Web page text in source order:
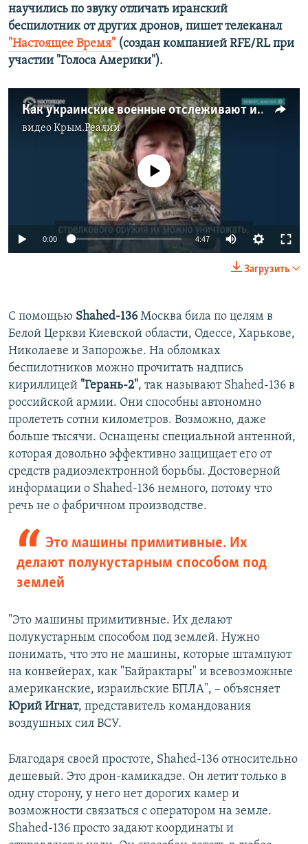
научились по звуку отличать иранский
беспилотник от других дронов, пишет телеканал
"Настоящее Время" ​ (создан компанией RFE/RL при
участии "Голоса Америки"). ​
Как украинские военные отслеживают и сбивают иранские дроны российской армии
видеоКрым.Реалии
720p 1080p
No media source currently available
0:00 4:47 Auto
240p
720p
Загрузить
С помощью Shahed-136Москва била по целям в
Белой Церкви Киевской области, Одессе, Харькове,
Николаеве и Запорожье. На обломках
беспилотников можно прочитать надпись
кириллицей "Герань-2", так называют Shahed-136 в
российской армии. Они способны автономно
пролететь сотни километров. Возможно, даже
больше тысячи. Оснащены специальной антенной,
которая довольно эффективно защищает его от
средств радиоэлектронной борьбы. Достоверной
информации о Shahed-136 немного, потому что
речь не о фабричном производстве.
Это машины примитивные. Их
делают полукустарным способом под
землей
"Это машины примитивные. Их делают
полукустарным способом под землей. Нужно
понимать, что это не машины, которые штампуют
на конвейерах, как "Байрактары" и всевозможные
американские, израильские БПЛА", – объясняет
Юрий Игнат, представитель командования
воздушных сил ВСУ.
Благодаря своей простоте, Shahed-136 относительно
дешевый. Это дрон-камикадзе. Он летит только в
одну сторону, у него нет дорогих камер и
возможности связаться с оператором на земле.
Shahed-136 просто задают координаты и